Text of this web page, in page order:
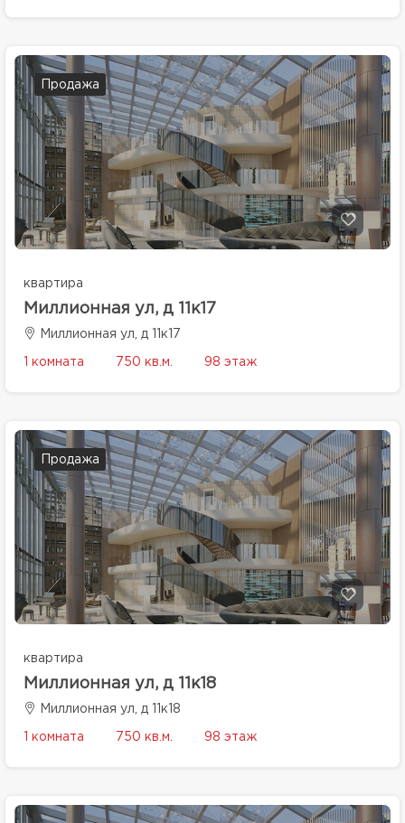
Продажа
квартира
Миллионная ул, д 11к17
Миллионная ул, д 11к17
1 комната 750 кв.м. 98 этаж
Продажа
квартира
Миллионная ул, д 11к18
Миллионная ул, д 11к18
1 комната 750 кв.м. 98 этаж